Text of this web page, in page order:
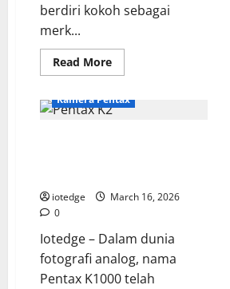
berdiri kokoh sebagai
merk...
Read MoreRead
more
Membeli
Pentax
Atas
Kamera Pentax
iotedge
March 16, 2026
0
Iotedge – Dalam dunia
fotografi analog, nama
Pentax K1000 telah